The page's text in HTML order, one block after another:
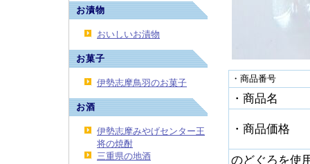
お漬物
おいしいお漬物
お菓子
伊勢志摩鳥羽のお菓子
お酒
伊勢志摩みやげセンター王
将の焼酎
三重県の地酒
・商品番号
・商品名
・商品価格
のどぐろを使